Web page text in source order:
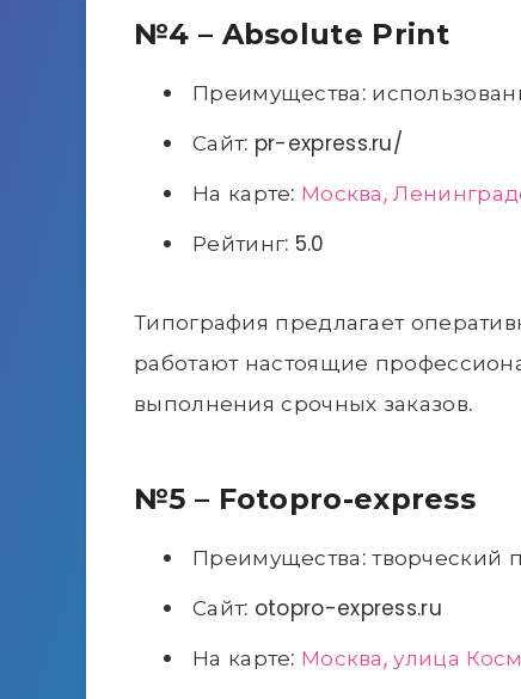
№4 – Absolute Print
Преимущества:
Сайт: pr-express.ru/
На карте: Москва,
Рейтинг: 5.0
Типография предлагает
работают настоящие
выполнения срочных заказов.
№5 – Fotopro-express
Преимущества: творческий
Сайт: otopro-express.ru
На карте: Москва, улица